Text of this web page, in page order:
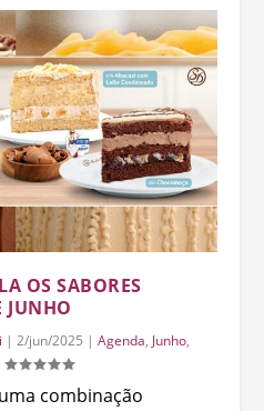
OS SABORES
JUNHO
|2/jun/2025 |Agenda, Junho,
combinação